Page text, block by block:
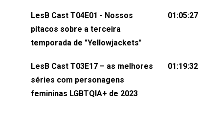
(⁠⁠⁠⁠⁠⁠@KarolenPassos⁠⁠⁠⁠⁠⁠)Participação de Bruna Fentanes
(⁠⁠⁠⁠@brunarfentanes⁠⁠⁠⁠) e Pollyelly FlorêncioEdição de
Naiady Machado
LesB Cast T04E01 - Nossos
pitacos sobre a terceira
temporada de "Yellowjackets"
01:05:27
LesB Cast T03E17 – as melhores
séries com personagens
femininas LGBTQIA+ de 2023
01:19:32